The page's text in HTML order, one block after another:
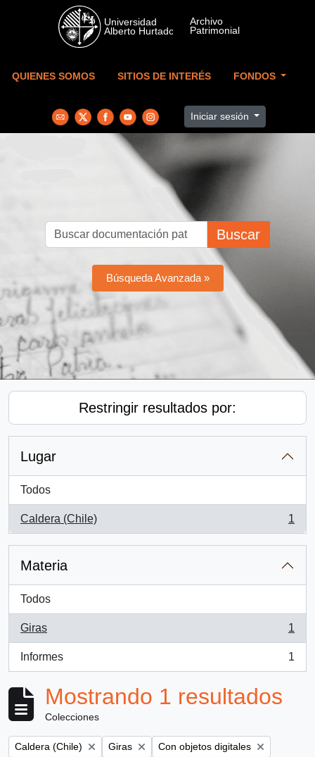
Skip to main content
QUIENES SOMOS SITIOS DE INTERÉS FONDOS
Iniciar sesión
Buscar
Búsqueda Avanzada »
Restringir resultados por:
Lugar
Todos
Caldera (Chile)
, 1 resultados
1
Materia
Todos
Giras
, 1 resultados
1
Informes
, 1 resultados
1
Mostrando 1 resultados
Colecciones
Remove filter:
Caldera (Chile) Remove filter:
Giras Remove filter:
Con objetos digitales